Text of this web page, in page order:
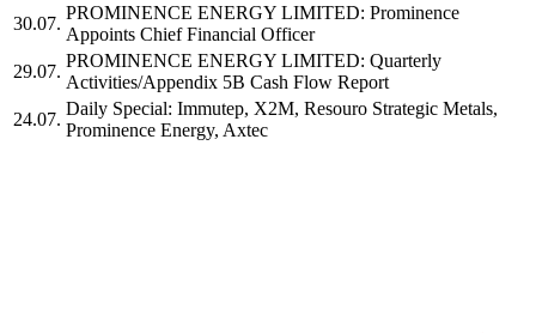
30.07.
PROMINENCE ENERGY LIMITED: Prominence
Appoints Chief Financial Officer
29.07.
PROMINENCE ENERGY LIMITED: Quarterly
Activities/Appendix 5B Cash Flow Report
24.07.
Daily Special: Immutep, X2M, Resouro Strategic Metals,
Prominence Energy, Axtec